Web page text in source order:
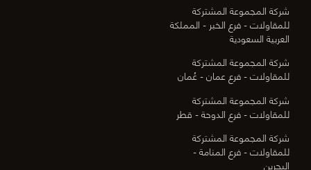
شركة المجموعة المشتركة
للمقاولات - فرع الخبر - المملكة
العربية السعودية
شركة المجموعة المشتركة
للمقاولات - فرع عمان - عُمان
شركة المجموعة المشتركة
للمقاولات - فرع الدوحة - قطر
شركة المجموعة المشتركة
للمقاولات - فرع المنامة -
البحرين